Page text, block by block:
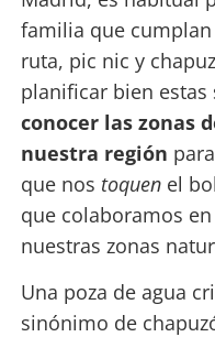
familia que
ruta, pic nic y
planificar bien
conocer las zonas
nuestra región
que nos toquen el
que colaboramos
nuestras zonas
Una poza de agua
sinónimo de